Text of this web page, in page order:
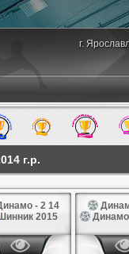
г.
г.р.
- 2 14
2015
Динамо